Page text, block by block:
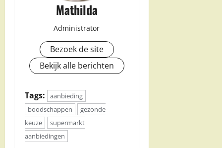
Mathilda
Administrator
Bezoek de site
Bekijk alle berichten
Tags:
aanbieding
boodschappen
gezonde
keuze
supermarkt
aanbiedingen